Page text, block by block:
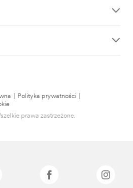
Polityka prywatności
prawa zastrzeżone.